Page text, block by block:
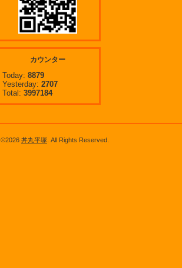
カウンター
Today: 8879
Yesterday: 2707
Total: 3997184
©2026 丼丸平塚 . All Rights Reserved.